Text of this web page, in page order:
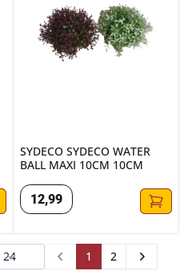
SYDECO SYDECO WATER
BALL MAXI 10CM 10CM
12,99
Prev 1 2 Next